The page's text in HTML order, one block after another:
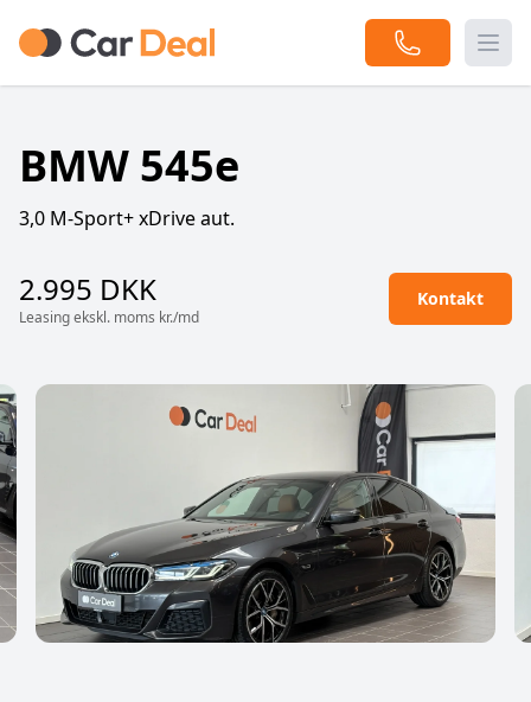
BMW 545e
3,0 M-Sport+ xDrive aut.
2.995 DKK
Leasing ekskl. moms kr./md
Kontakt